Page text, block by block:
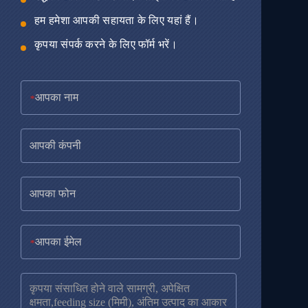
हम हमेशा आपकी सहायता के लिए यहां हैं।
कृपया संपर्क करने के लिए फॉर्म भरें।
*
*